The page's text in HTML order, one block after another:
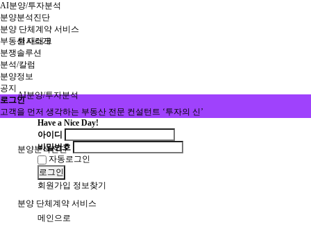
회사소개
AI분양/투자분석
분양분석진단
분양 단체계약 서비스
AI분양/투자분석
분양분석진단
분양 단체계약 서비스
부동산 재태크
분쟁솔루션
분석/칼럼
분양정보
공지
로그인
고객을 먼저 생각하는 부동산 전문 컨설턴트 ‘투자의 신’
Have a Nice Day!
아이디
비밀번호
자동로그인
로그인
회원가입 정보찾기
메인으로